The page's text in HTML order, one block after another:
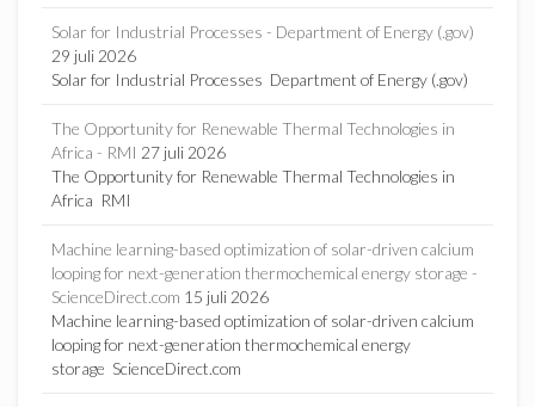
Solar for Industrial Processes - Department of Energy (.gov)
29 juli 2026
Solar for Industrial Processes Department of Energy (.gov)
The Opportunity for Renewable Thermal Technologies in
Africa - RMI 27 juli 2026
The Opportunity for Renewable Thermal Technologies in
Africa RMI
Machine learning-based optimization of solar-driven calcium
looping for next-generation thermochemical energy storage -
ScienceDirect.com 15 juli 2026
Machine learning-based optimization of solar-driven calcium
looping for next-generation thermochemical energy
storage ScienceDirect.com